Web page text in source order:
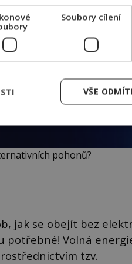
pohonů?
jak se obejít bez
potřebné! Volná
tzv.
Soubory cílení
VŠE